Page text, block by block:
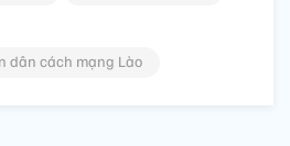
dân cách mạng Lào